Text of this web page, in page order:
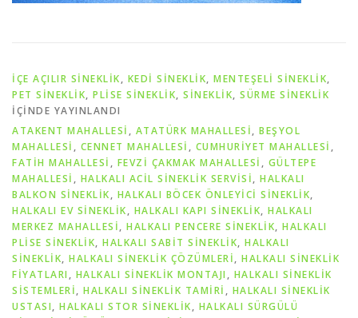
İÇE AÇILIR SINEKLIK, KEDI SINEKLIK, MENTEŞELI SINEKLIK,
PET SİNEKLIK, PLISE SINEKLIK, SİNEKLİK, SÜRME SINEKLIK
IÇINDE YAYINLANDI
ATAKENT MAHALLESİ , ATATÜRK MAHALLESİ, BEŞYOL
MAHALLESİ , CENNET MAHALLESİ , CUMHURİYET MAHALLESİ ,
FATİH MAHALLESİ , FEVZİ ÇAKMAK MAHALLESİ , GÜLTEPE
MAHALLESİ , HALKALI ACIL SINEKLIK SERVISI, HALKALI
BALKON SINEKLIK, HALKALI BÖCEK ÖNLEYICI SINEKLIK,
HALKALI EV SINEKLIK, HALKALI KAPI SINEKLIK, HALKALI
MERKEZ MAHALLESİ, HALKALI PENCERE SINEKLIK, HALKALI
PLISE SINEKLIK, HALKALI SABIT SINEKLIK, HALKALI
SINEKLIK, HALKALI SINEKLIK ÇÖZÜMLERI, HALKALI SINEKLIK
FIYATLARI, HALKALI SINEKLIK MONTAJI, HALKALI SINEKLIK
SISTEMLERI, HALKALI SINEKLIK TAMIRI , HALKALI SINEKLIK
USTASI, HALKALI STOR SINEKLIK, HALKALI SÜRGÜLÜ